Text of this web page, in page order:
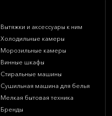
Вытяжки и аксессуары к ним
Холодильные камеры
Морозильные камеры
Винные шкафы
Стиральные машины
Сушильная машина для белья
Мелкая бытовая техника
Бренды